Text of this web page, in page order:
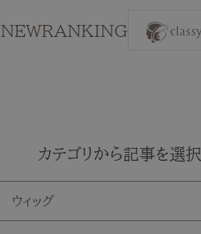
NEWRANKING
カテゴリから記事を選択
ウィッグ